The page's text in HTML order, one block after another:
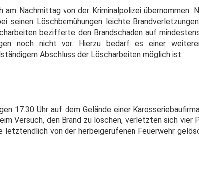
am Nachmittag von der Kriminalpolizei übernommen.
seinen Löschbemühungen leichte
bezifferte den Brandschaden auf
noch nicht vor. Hierzu bedarf es einer
Abschluss der Löscharbeiten möglich ist.
17.30 Uhr auf dem Gelände einer
Versuch, den Brand zu löschen, verletzten sich vier
letztendlich von der herbeigerufenen Feuerwehr